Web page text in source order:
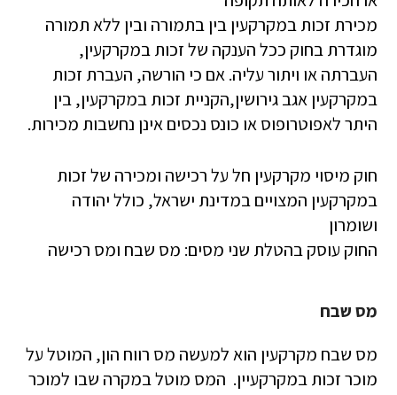
מכירת זכות במקרקעין בין בתמורה ובין ללא תמורה
מוגדרת בחוק ככל הענקה של זכות במקרקעין,
העברתה או ויתור עליה. אם כי הורשה, העברת זכות
במקרקעין אגב גירושין,הקניית זכות במקרקעין, בין
היתר לאפוטרופוס או כונס נכסים אינן נחשבות מכירות.
חוק מיסוי מקרקעין חל על רכישה ומכירה של זכות
במקרקעין המצויים במדינת ישראל, כולל יהודה
ושומרון
החוק עוסק בהטלת שני מסים: מס שבח ומס רכישה
מס שבח
מס שבח מקרקעין הוא למעשה מס רווח הון, המוטל על
מוכר זכות במקרקעיין. המס מוטל במקרה שבו למוכר